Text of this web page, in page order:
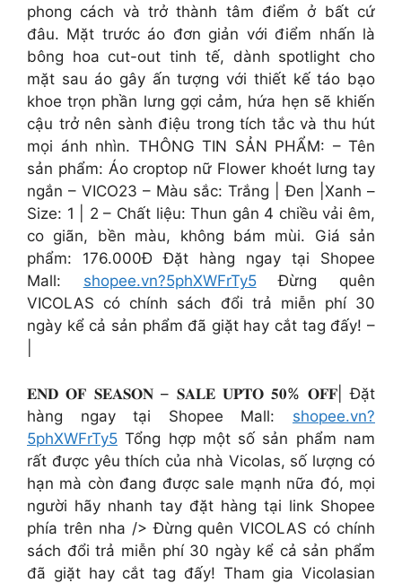
phong cách và trở thành tâm điểm ở bất cứ
đâu. Mặt trước áo đơn giản với điểm nhấn là
bông hoa cut-out tinh tế, dành spotlight cho
mặt sau áo gây ấn tượng với thiết kế táo bạo
khoe trọn phần lưng gợi cảm, hứa hẹn sẽ khiến
cậu trở nên sành điệu trong tích tắc và thu hút
mọi ánh nhìn. THÔNG TIN SẢN PHẨM: – Tên
sản phẩm: Áo croptop nữ Flower khoét lưng tay
ngắn – VICO23 – Màu sắc: Trắng | Đen |Xanh –
Size: 1 | 2 – Chất liệu: Thun gân 4 chiều vải êm,
co giãn, bền màu, không bám mùi. Giá sản
phẩm: 176.000Đ Đặt hàng ngay tại Shopee
Mall: shopee.vn?5phXWFrTy5Đừng quên
VICOLAS có chính sách đổi trả miễn phí 30
ngày kể cả sản phẩm đã giặt hay cắt tag đấy! –
𝐄𝐍𝐃 𝐎𝐅 𝐒𝐄𝐀𝐒𝐎𝐍 – 𝐒𝐀𝐋𝐄 𝐔𝐏𝐓𝐎 𝟓𝟎% 𝐎𝐅𝐅| Đặt
hàng ngay tại Shopee Mall: shopee.vn?
5phXWFrTy5 Tổng hợp một số sản phẩm nam
rất được yêu thích của nhà Vicolas, số lượng có
hạn mà còn đang được sale mạnh nữa đó, mọi
người hãy nhanh tay đặt hàng tại link Shopee
phía trên nha /> Đừng quên VICOLAS có chính
sách đổi trả miễn phí 30 ngày kể cả sản phẩm
đã giặt hay cắt tag đấy! Tham gia Vicolasian